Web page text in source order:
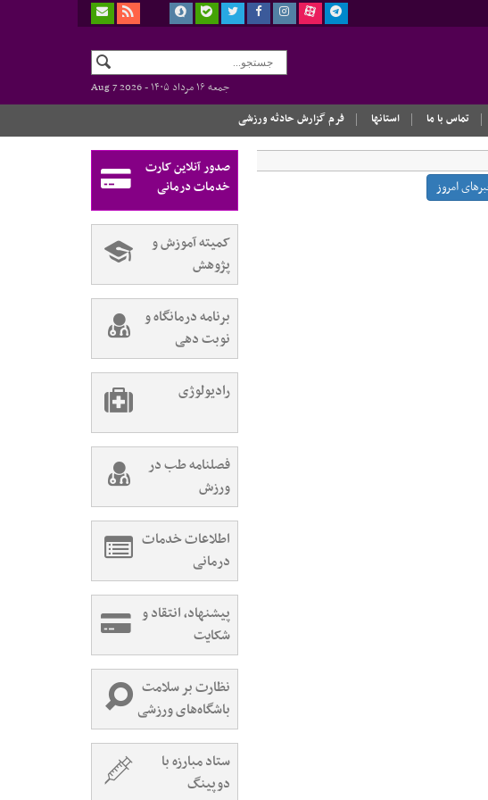
جمعه ۱۶ مرداد ۱۴۰۵ -
Aug 7 2026
تماس با ما استانها فرم گزارش حادثه ورزشی
امروز
صدور آنلاین کارت
خدمات درمانی
کمیته آموزش و
پژوهش
برنامه درمانگاه و
نوبت دهی
رادیولوژی
فصلنامه طب در
ورزش
اطلاعات خدمات
درمانی
پیشنهاد، انتقاد و
شکایت
نظارت بر سلامت
باشگاه‌های ورزشی
ستاد مبارزه با
دوپینگ